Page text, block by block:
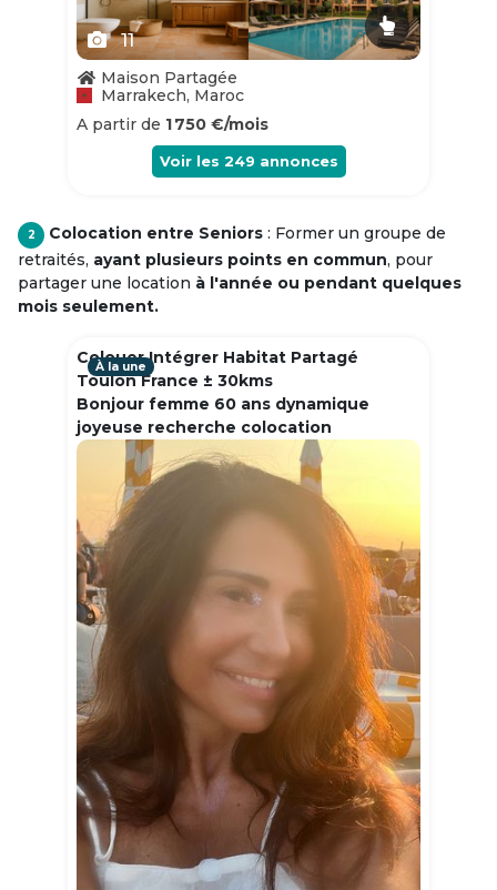
11
Maison Partagée
Marrakech, Maroc
A partir de 1 750 €/mois
Voir les 249 annonces
2 Colocation entre Seniors : Former un groupe de
retraités, ayant plusieurs points en commun, pour
partager une location à l'année ou pendant quelques
mois seulement.
Colouer Intégrer Habitat Partagé
Toulon France ± 30kms
Bonjour femme 60 ans dynamique
joyeuse recherche colocation
À la une